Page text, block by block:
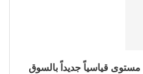
قياسياً جديداً بالسوق